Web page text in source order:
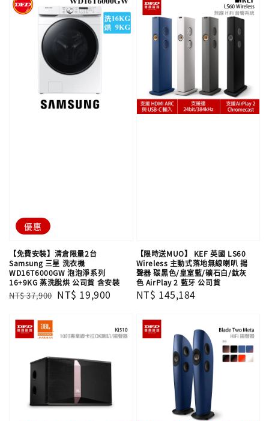
優惠
【免費安裝】清倉限量2台
Samsung 三星 洗衣機
WD16T6000GW 泡泡淨系列
16+9KG 蒸洗脫烘 公司貨 含安裝
Regular
NT$ 37,900 Sale
NT$ 19,900
【限時送MUO】 KEF 英國 LS60
Wireless 主動式落地無線喇叭 揚
聲器 碳黑色/皇室藍/礦石白/鈦灰
色 AirPlay 2 藍牙 公司貨
Regular
NT$ 145,184